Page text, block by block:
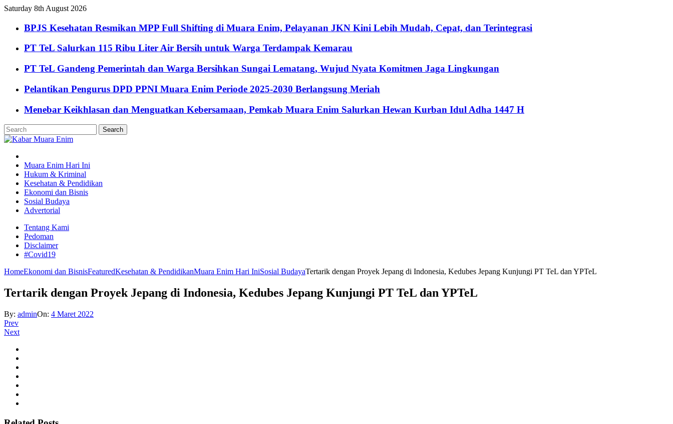
Saturday 8th August 2026
BPJS Kesehatan Resmikan MPP Full Shifting di Muara Enim, Pelayanan JKN Kini Lebih Mudah, Cepat, dan Terintegrasi
PT TeL Salurkan 115 Ribu Liter Air Bersih untuk Warga Terdampak Kemarau
PT TeL Gandeng Pemerintah dan Warga Bersihkan Sungai Lematang, Wujud Nyata Komitmen Jaga Lingkungan
Pelantikan Pengurus DPD PPNI Muara Enim Periode 2025-2030 Berlangsung Meriah
Menebar Keikhlasan dan Menguatkan Kebersamaan, Pemkab Muara Enim Salurkan Hewan Kurban Idul Adha 1447 H
Muara Enim Hari Ini
Hukum & Kriminal
Kesehatan & Pendidikan
Ekonomi dan Bisnis
Sosial Budaya
Advertorial
Tentang Kami
Pedoman
Disclaimer
#Covid19
HomeEkonomi dan BisnisFeaturedKesehatan & PendidikanMuara Enim Hari IniSosial BudayaTertarik dengan Proyek Jepang di Indonesia, Kedubes Jepang Kunjungi PT TeL dan YPTeL
Tertarik dengan Proyek Jepang di Indonesia, Kedubes Jepang Kunjungi PT TeL dan YPTeL
By: adminOn: 4 Maret 2022
Prev
Next